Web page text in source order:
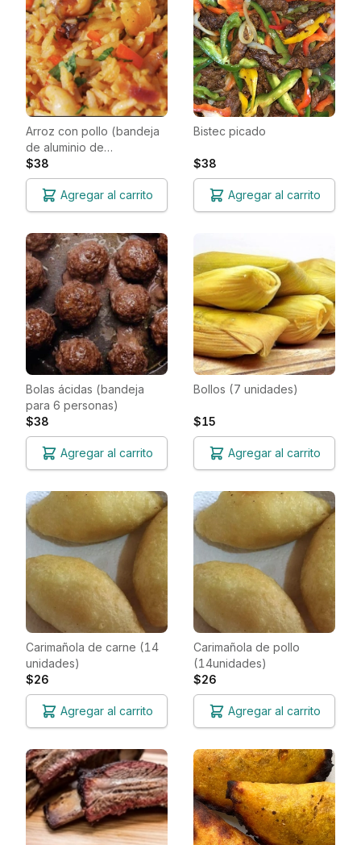
Arroz con pollo (bandeja
de aluminio de
10pulgadas por 8
pulgadas)
$38
Agregar al carrito
Bistec picado
$38
Agregar al carrito
Bolas ácidas (bandeja
para 6 personas)
$38
Agregar al carrito
Bollos (7 unidades)
$15
Agregar al carrito
Carimañola de carne (14
unidades)
$26
Agregar al carrito
Carimañola de pollo
(14unidades)
$26
Agregar al carrito